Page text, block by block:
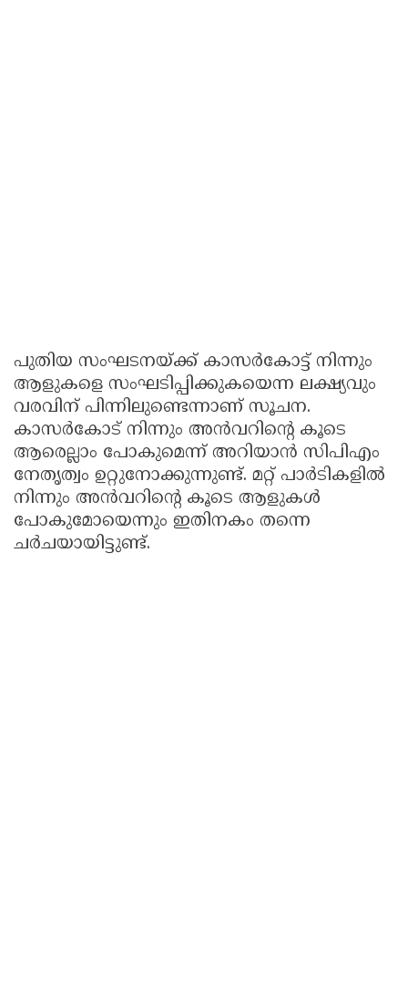
പുതിയ സംഘടനയ്ക്ക് കാസർകോട്ട് നിന്നും
ആളുകളെ സംഘടിപ്പിക്കുകയെന്ന ലക്ഷ്യവും
വരവിന് പിന്നിലുണ്ടെന്നാണ് സൂചന.
കാസർകോട് നിന്നും അൻവറിൻ്റെ കൂടെ
ആരെല്ലാം പോകുമെന്ന് അറിയാൻ സിപിഎം
നേതൃത്വം ഉറ്റുനോക്കുന്നുണ്ട്. മറ്റ് പാർടികളിൽ
നിന്നും അൻവറിന്റെ കൂടെ ആളുകൾ
പോകുമോയെന്നും ഇതിനകം തന്നെ
ചർചയായിട്ടുണ്ട്.